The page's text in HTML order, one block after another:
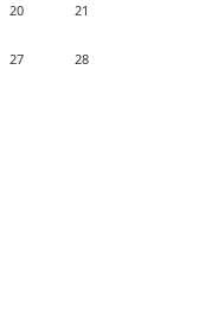
20 21
27 28